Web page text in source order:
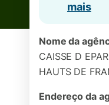
mais
Nome da
CAISSE D
HAUTS DE
Endereço da